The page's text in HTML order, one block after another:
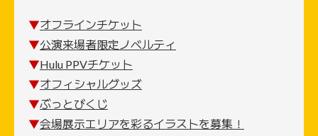
▼オフラインチケット
▼公演来場者限定ノベルティ
▼Hulu PPVチケット
▼オフィシャルグッズ
▼ぶっとびくじ
▼会場展示エリアを彩るイラストを募集！